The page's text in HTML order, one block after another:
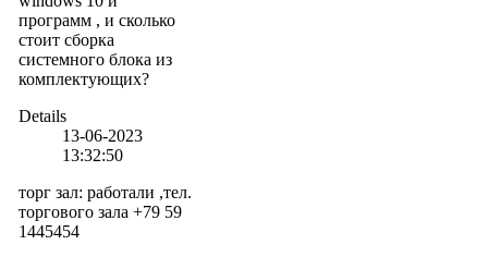
программ , и сколько
стоит сборка
системного блока из
комплектующих?
Details
13-06-2023
13:32:50
торг зал: работали ,тел.
торгового зала +79 59
1445454